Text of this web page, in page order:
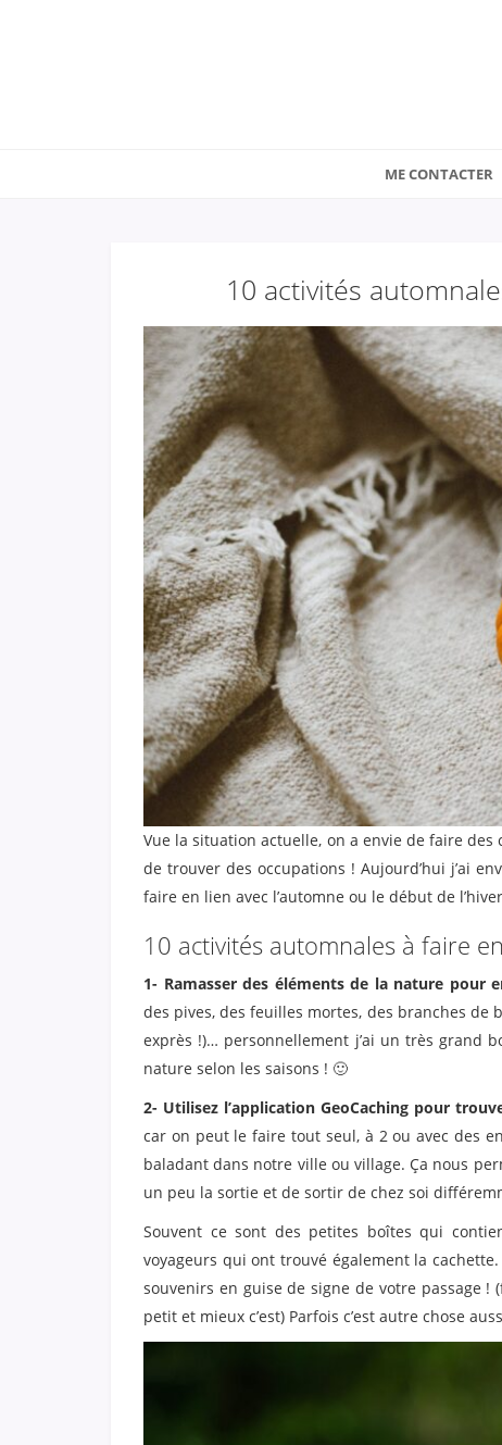
ME CONTACTER
10 activités
Vue la situation actuelle, on a envie de faire
de trouver des occupations ! Aujourd’hui j’ai
faire en lien avec l’automne ou le début de
10 activités automnales à faire
1- Ramasser des éléments de la nature pour
des pives, des feuilles mortes, des branches de
exprès !)… personnellement j’ai un très grand
nature selon les saisons ! 🙂
2- Utilisez l’application GeoCaching pour
car on peut le faire tout seul, à 2 ou avec des
baladant dans notre ville ou village. Ça nous
un peu la sortie et de sortir de chez soi
Souvent ce sont des petites boîtes qui
voyageurs qui ont trouvé également la
souvenirs en guise de signe de votre passage !
petit et mieux c’est) Parfois c’est autre chose